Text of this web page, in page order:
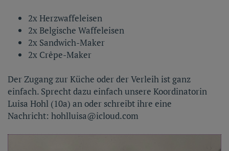
2x Herzwaffeleisen
2x Belgische Waffeleisen
2x Sandwich-Maker
2x Crêpe-Maker
Der Zugang zur Küche oder der Verleih ist ganz
einfach. Sprecht dazu einfach unsere Koordinatorin
Luisa Hohl (10a) an oder schreibt ihre eine
Nachricht: hohlluisa@icloud.com